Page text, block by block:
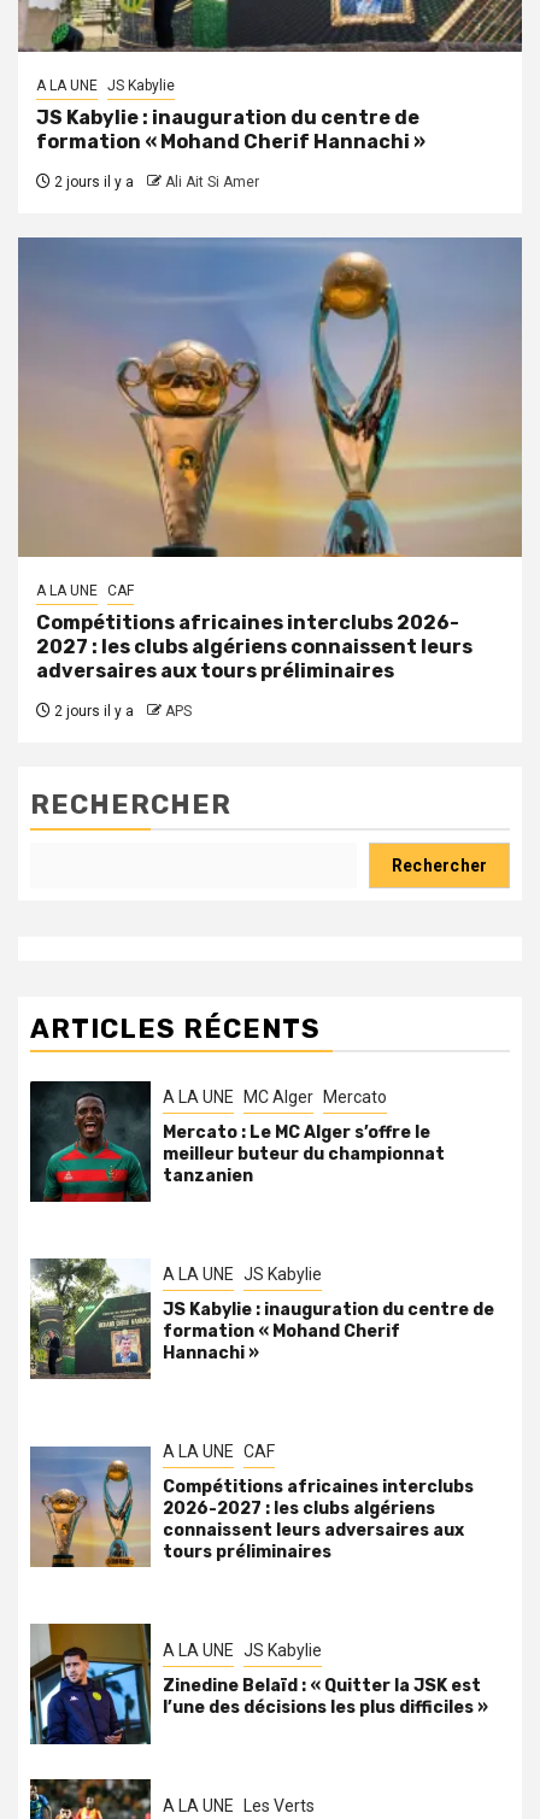
A LA UNE JS Kabylie
JS Kabylie : inauguration du centre de
formation « Mohand Cherif Hannachi »
2 jours il y a Ali Ait Si Amer
A LA UNE CAF
Compétitions africaines interclubs 2026-
2027 : les clubs algériens connaissent leurs
adversaires aux tours préliminaires
2 jours il y a APS
RECHERCHER
Rechercher
ARTICLES RÉCENTS
A LA UNE MC Alger Mercato
Mercato : Le MC Alger s’offre le
meilleur buteur du championnat
tanzanien
A LA UNE JS Kabylie
JS Kabylie : inauguration du centre de
formation « Mohand Cherif
Hannachi »
A LA UNE CAF
Compétitions africaines interclubs
2026-2027 : les clubs algériens
connaissent leurs adversaires aux
tours préliminaires
A LA UNE JS Kabylie
Zinedine Belaïd : « Quitter la JSK est
l’une des décisions les plus difficiles »
A LA UNE Les Verts